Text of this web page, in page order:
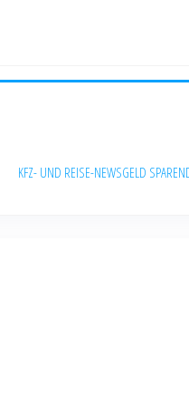
KFZ- UND REISE-NEWSGELD SPAREN